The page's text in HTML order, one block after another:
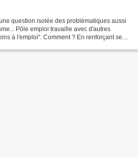
question isolée des problématiques aussi
Pôle emploi travaille avec d'autres
à l'emploi". Comment ? En renforçant ses